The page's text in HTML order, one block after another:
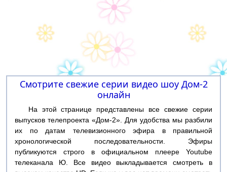
Смотрите свежие серии видео шоу Дом-2
онлайн
На этой странице представлены все свежие серии
выпусков телепроекта «Дом-2». Для удобства мы разбили
их по датам телевизионного эфира в правильной
хронологической последовательности. Эфиры
публикуются строго в официальном плеере Youtube
телеканала Ю. Все видео выкладывается смотреть в